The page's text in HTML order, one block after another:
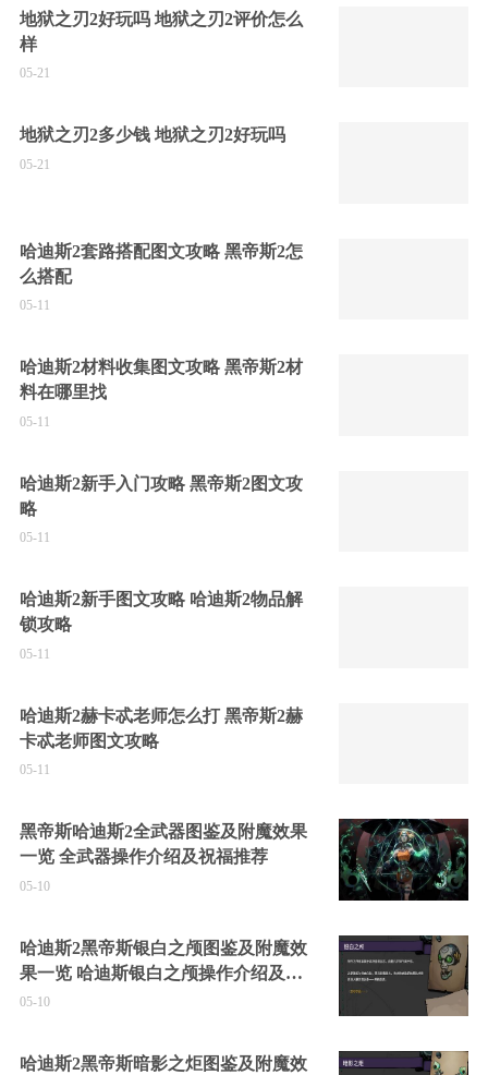
地狱之刃2好玩吗 地狱之刃2评价怎么
样
05-21
地狱之刃2多少钱 地狱之刃2好玩吗
05-21
哈迪斯2套路搭配图文攻略 黑帝斯2怎
么搭配
05-11
哈迪斯2材料收集图文攻略 黑帝斯2材
料在哪里找
05-11
哈迪斯2新手入门攻略 黑帝斯2图文攻
略
05-11
哈迪斯2新手图文攻略 哈迪斯2物品解
锁攻略
05-11
哈迪斯2赫卡忒老师怎么打 黑帝斯2赫
卡忒老师图文攻略
05-11
黑帝斯哈迪斯2全武器图鉴及附魔效果
一览 全武器操作介绍及祝福推荐
05-10
哈迪斯2黑帝斯银白之颅图鉴及附魔效
果一览 哈迪斯银白之颅操作介绍及祝
福推荐
05-10
哈迪斯2黑帝斯暗影之炬图鉴及附魔效